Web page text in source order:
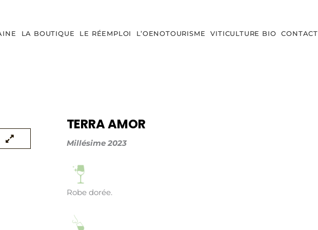
LA BOUTIQUE LE RÉEMPLOI L’OENOTOURISME VITICULTURE BIO CONTACT
TERRA AMOR
Millésime 2023
Robe dorée.